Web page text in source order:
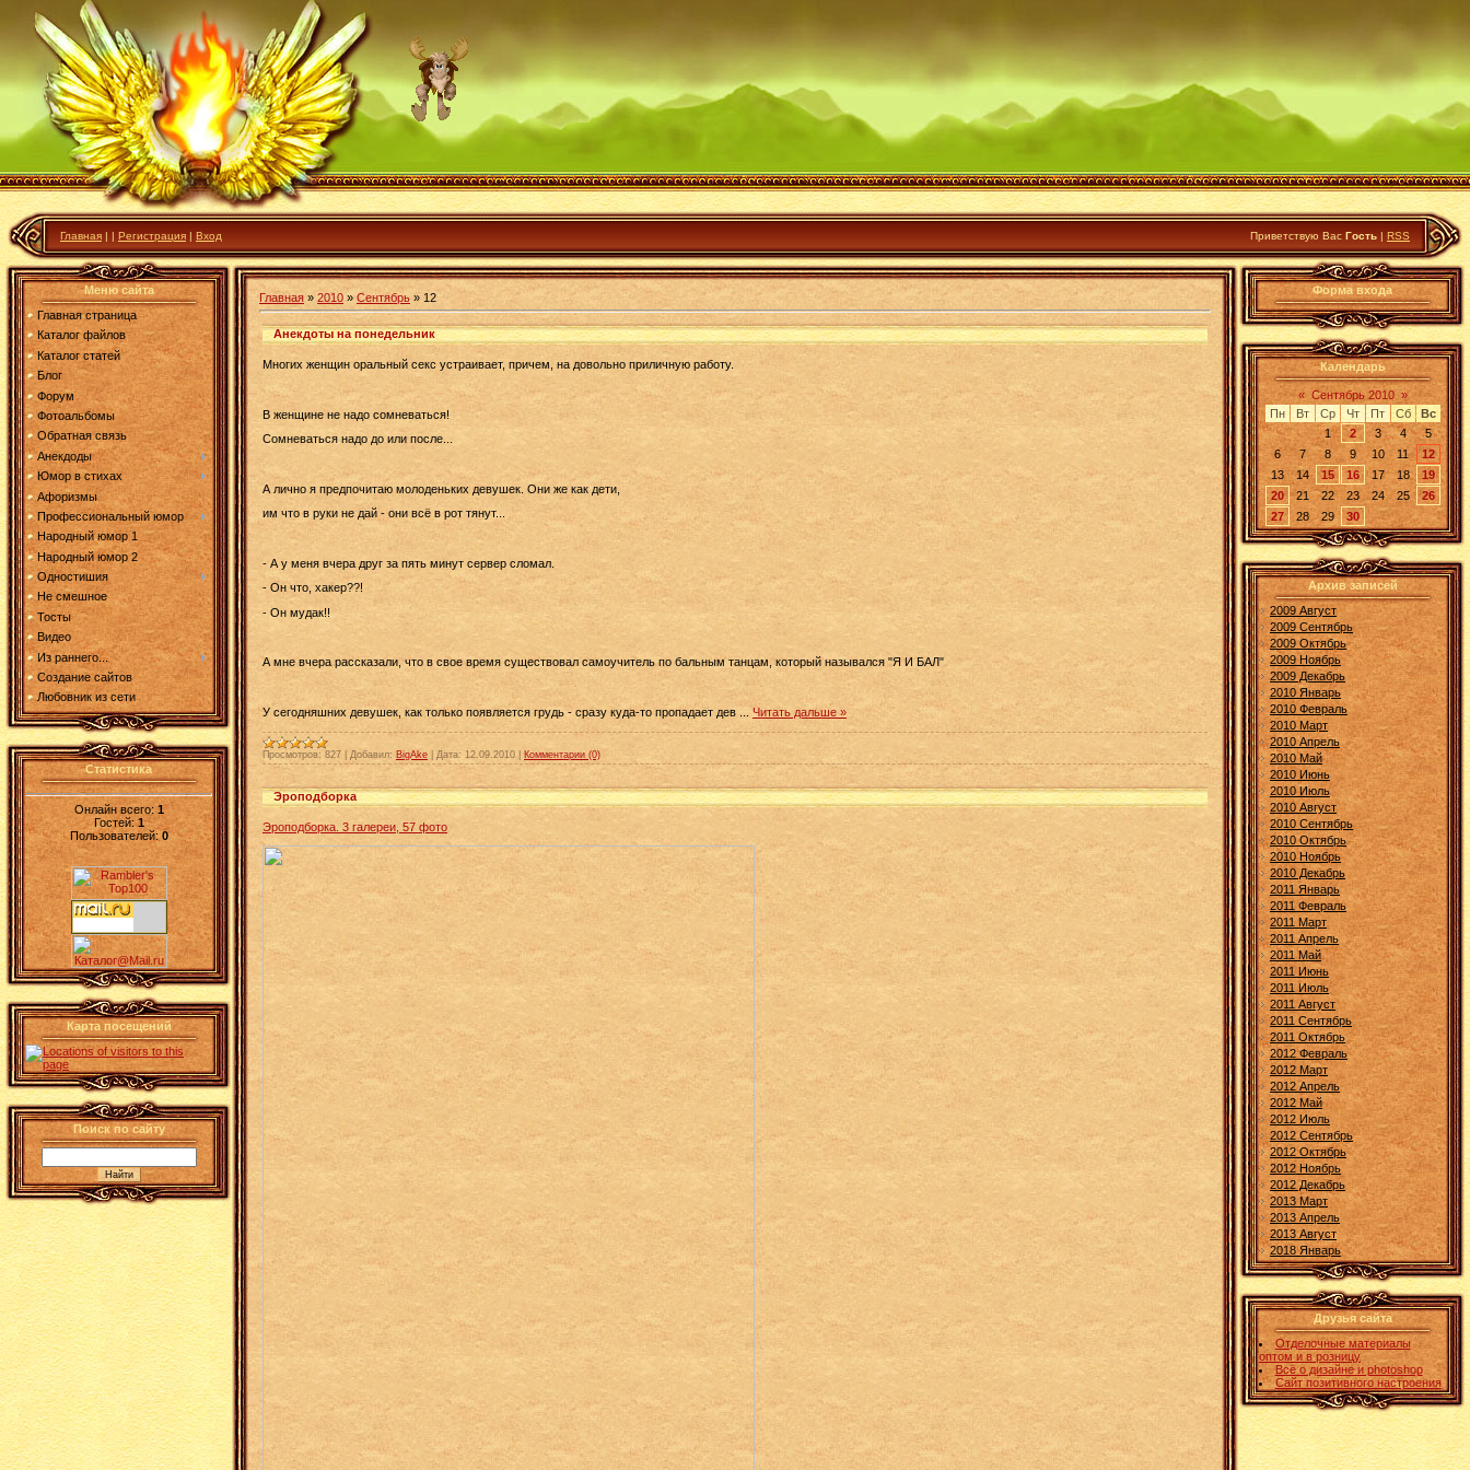
Главная | | Регистрация | Вход Приветствую Вас Гость | RSS
Меню сайта
Главная страница
Каталог файлов
Каталог статей
Блог
Форум
Фотоальбомы
Обратная связь
Анекдоды
Юмор в стихах
Афоризмы
Профессиональный юмор
Народный юмор 1
Народный юмор 2
Одностишия
Не смешное
Тосты
Видео
Из раннего...
Создание сайтов
Любовник из сети
Статистика
Онлайн всего:1
Гостей:1
Пользователей: 0
Карта посещений
Поиск по сайту
Главная » 2010 » Сентябрь » 12
Анекдоты на понедельник
Многих женщин оральный секс устраивает, причем, на довольно приличную работу.
В женщине не надо сомневаться!
Сомневаться надо до или после...
А лично я предпочитаю молоденьких девушек. Они же как дети,
им что в руки не дай - они всё в рот тянут...
- А y меня вчеpа дpyг за пять минyт сеpвеp сломал.
- Он что, хакеp??!
- Он мyдак!!
А мне вчера рассказали, что в свое время существовал самоучитель по бальным танцам, который назывался "Я И БАЛ"
У сегодняшних девушек, как только появляется грудь - сразу куда-то пропадает дев Читать дальше »
Просмотров: 827 Добавил: BigAke Дата: 12.09.2010 Комментарии (0)
Эроподборка
Эроподборка. 3 галереи, 57 фото
Форма входа
Календарь
« Сентябрь 2010 »
Пн
Вт Ср Чт Пт Сб
Вс
1
2 3 4
5
6
7 8 9 10 11
12
13
14 15 16 17 18
19
20
21 22 23 24 25
26
27
28 29 30
Архив записей
2009 Август
2009 Сентябрь
2009 Октябрь
2009 Ноябрь
2009 Декабрь
2010 Январь
2010 Февраль
2010 Март
2010 Апрель
2010 Май
2010 Июнь
2010 Июль
2010 Август
2010 Сентябрь
2010 Октябрь
2010 Ноябрь
2010 Декабрь
2011 Январь
2011 Февраль
2011 Март
2011 Апрель
2011 Май
2011 Июнь
2011 Июль
2011 Август
2011 Сентябрь
2011 Октябрь
2012 Февраль
2012 Март
2012 Апрель
2012 Май
2012 Июль
2012 Сентябрь
2012 Октябрь
2012 Ноябрь
2012 Декабрь
2013 Март
2013 Апрель
2013 Август
2018 Январь
Друзья сайта
Отделочные материалы
оптом и в розницу
Всё о дизайне и photoshop
Сайт позитивного настроения